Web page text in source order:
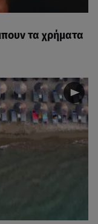
τα χρήματα